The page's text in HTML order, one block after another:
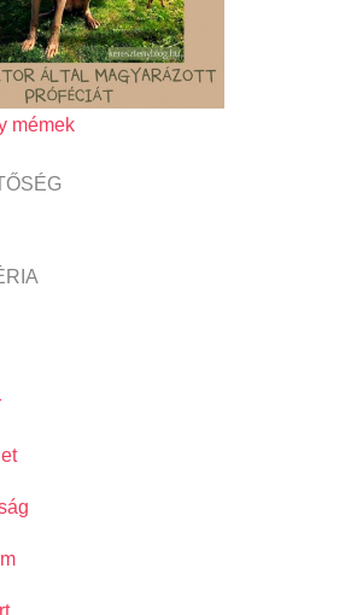
mémek